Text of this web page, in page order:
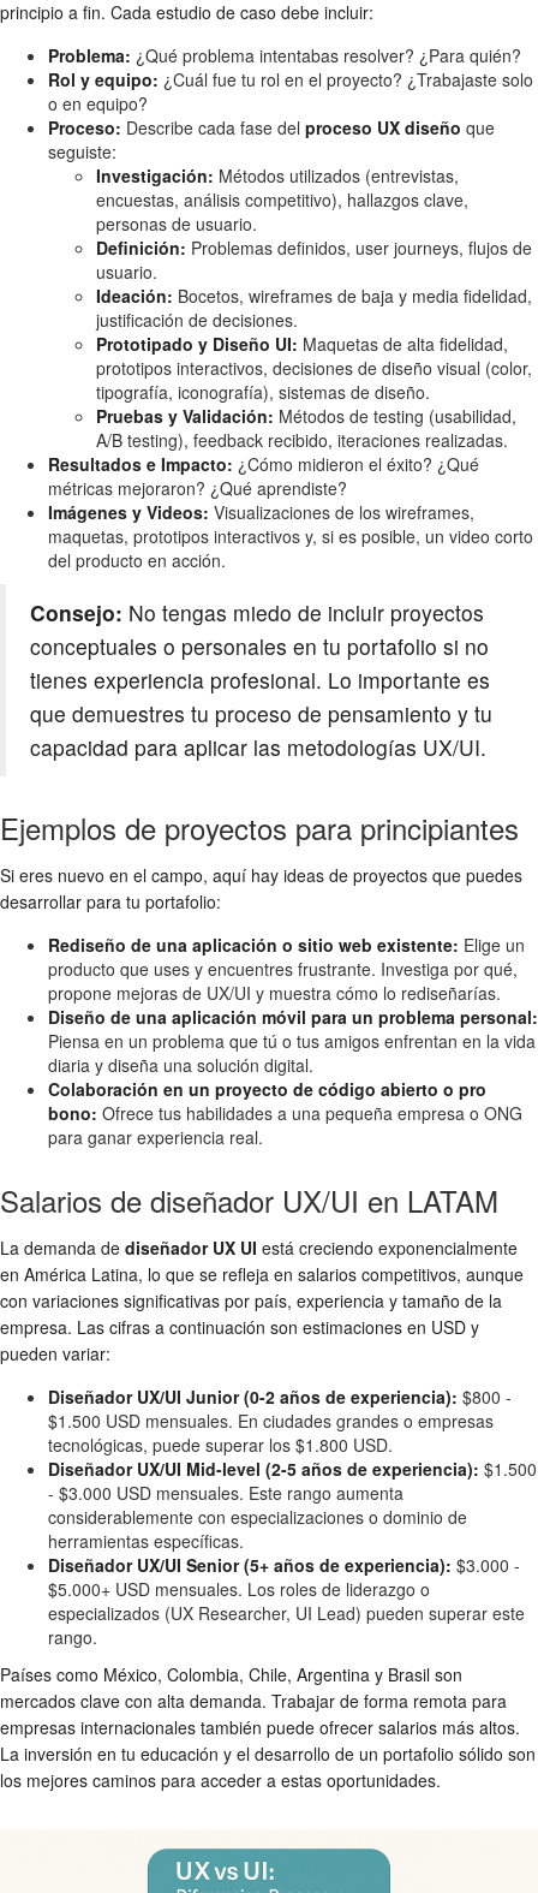
principio a fin. Cada estudio de caso debe incluir:
Problema: ¿Qué problema intentabas resolver? ¿Para quién?
Rol y equipo: ¿Cuál fue tu rol en el proyecto? ¿Trabajaste solo
o en equipo?
Proceso: Describe cada fase del proceso UX diseño que
seguiste:
Investigación: Métodos utilizados (entrevistas,
encuestas, análisis competitivo), hallazgos clave,
personas de usuario.
Definición: Problemas definidos, user journeys, flujos de
usuario.
Ideación: Bocetos, wireframes de baja y media fidelidad,
justificación de decisiones.
Prototipado y Diseño UI: Maquetas de alta fidelidad,
prototipos interactivos, decisiones de diseño visual (color,
tipografía, iconografía), sistemas de diseño.
Pruebas y Validación: Métodos de testing (usabilidad,
A/B testing), feedback recibido, iteraciones realizadas.
Resultados e Impacto: ¿Cómo midieron el éxito? ¿Qué
métricas mejoraron? ¿Qué aprendiste?
Imágenes y Videos: Visualizaciones de los wireframes,
maquetas, prototipos interactivos y, si es posible, un video corto
del producto en acción.
Consejo: No tengas miedo de incluir proyectos
conceptuales o personales en tu portafolio si no
tienes experiencia profesional. Lo importante es
que demuestres tu proceso de pensamiento y tu
capacidad para aplicar las metodologías UX/UI.
Ejemplos de proyectos para principiantes
Si eres nuevo en el campo, aquí hay ideas de proyectos que puedes
desarrollar para tu portafolio:
Rediseño de una aplicación o sitio web existente: Elige un
producto que uses y encuentres frustrante. Investiga por qué,
propone mejoras de UX/UI y muestra cómo lo rediseñarías.
Diseño de una aplicación móvil para un problema personal:
Piensa en un problema que tú o tus amigos enfrentan en la vida
diaria y diseña una solución digital.
Colaboración en un proyecto de código abierto o pro
bono: Ofrece tus habilidades a una pequeña empresa o ONG
para ganar experiencia real.
Salarios de diseñador UX/UI en LATAM
La demanda de diseñador UX UI está creciendo exponencialmente
en América Latina, lo que se refleja en salarios competitivos, aunque
con variaciones significativas por país, experiencia y tamaño de la
empresa. Las cifras a continuación son estimaciones en USD y
pueden variar:
Diseñador UX/UI Junior (0-2 años de experiencia): $800 -
$1.500 USD mensuales. En ciudades grandes o empresas
tecnológicas, puede superar los $1.800 USD.
Diseñador UX/UI Mid-level (2-5 años de experiencia): $1.500
- $3.000 USD mensuales. Este rango aumenta
considerablemente con especializaciones o dominio de
herramientas específicas.
Diseñador UX/UI Senior (5+ años de experiencia): $3.000 -
$5.000+ USD mensuales. Los roles de liderazgo o
especializados (UX Researcher, UI Lead) pueden superar este
rango.
Países como México, Colombia, Chile, Argentina y Brasil son
mercados clave con alta demanda. Trabajar de forma remota para
empresas internacionales también puede ofrecer salarios más altos.
La inversión en tu educación y el desarrollo de un portafolio sólido son
los mejores caminos para acceder a estas oportunidades.